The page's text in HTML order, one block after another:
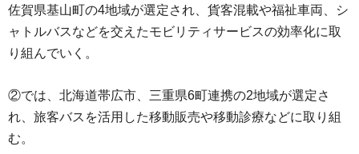
佐賀県基山町の4地域が選定され、貨客混載や福祉車両、シ
ャトルバスなどを交えたモビリティサービスの効率化に取
り組んでいく。
②では、北海道帯広市、三重県6町連携の2地域が選定さ
れ、旅客バスを活用した移動販売や移動診療などに取り組
む。